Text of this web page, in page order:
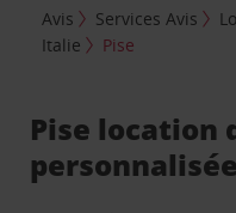
Avis Services Avis
Italie
Pise
Pise location
personnalisée